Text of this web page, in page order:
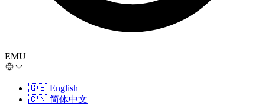
EMU
🇬🇧 English
🇨🇳 简体中文